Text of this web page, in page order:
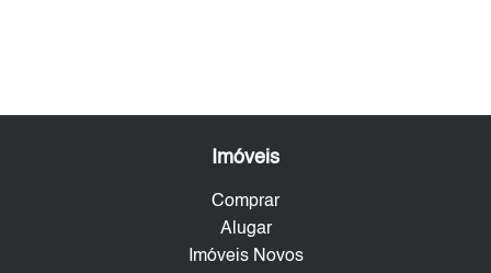
Imóveis
Comprar
Alugar
Imóveis Novos